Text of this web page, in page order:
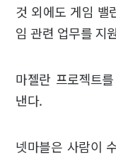
것 외에도 게임 밸
임 관련 업무를 지
마젤란 프로젝트
낸다.
넷마블은 사람이